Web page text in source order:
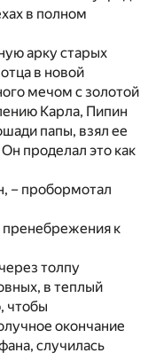
в полном
арку старых
в новой
мечом с золотой
Карла, Пипин
папы, взял ее
проделал это как
– пробормотал
пренебрежения к
толпу
в теплый
чтобы
окончание
случилась